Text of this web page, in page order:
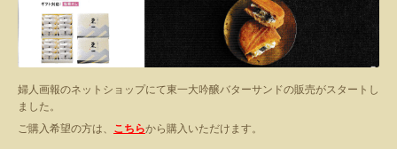
婦人画報のネットショップにて東一大吟醸バターサンドの販売がスタートし
ました。
ご購入希望の方は、 こちらから購入いただけます。